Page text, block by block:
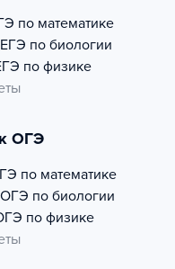
по математике
ЕГЭ по биологии
по физике
ОГЭ
по математике
ОГЭ по биологии
по физике